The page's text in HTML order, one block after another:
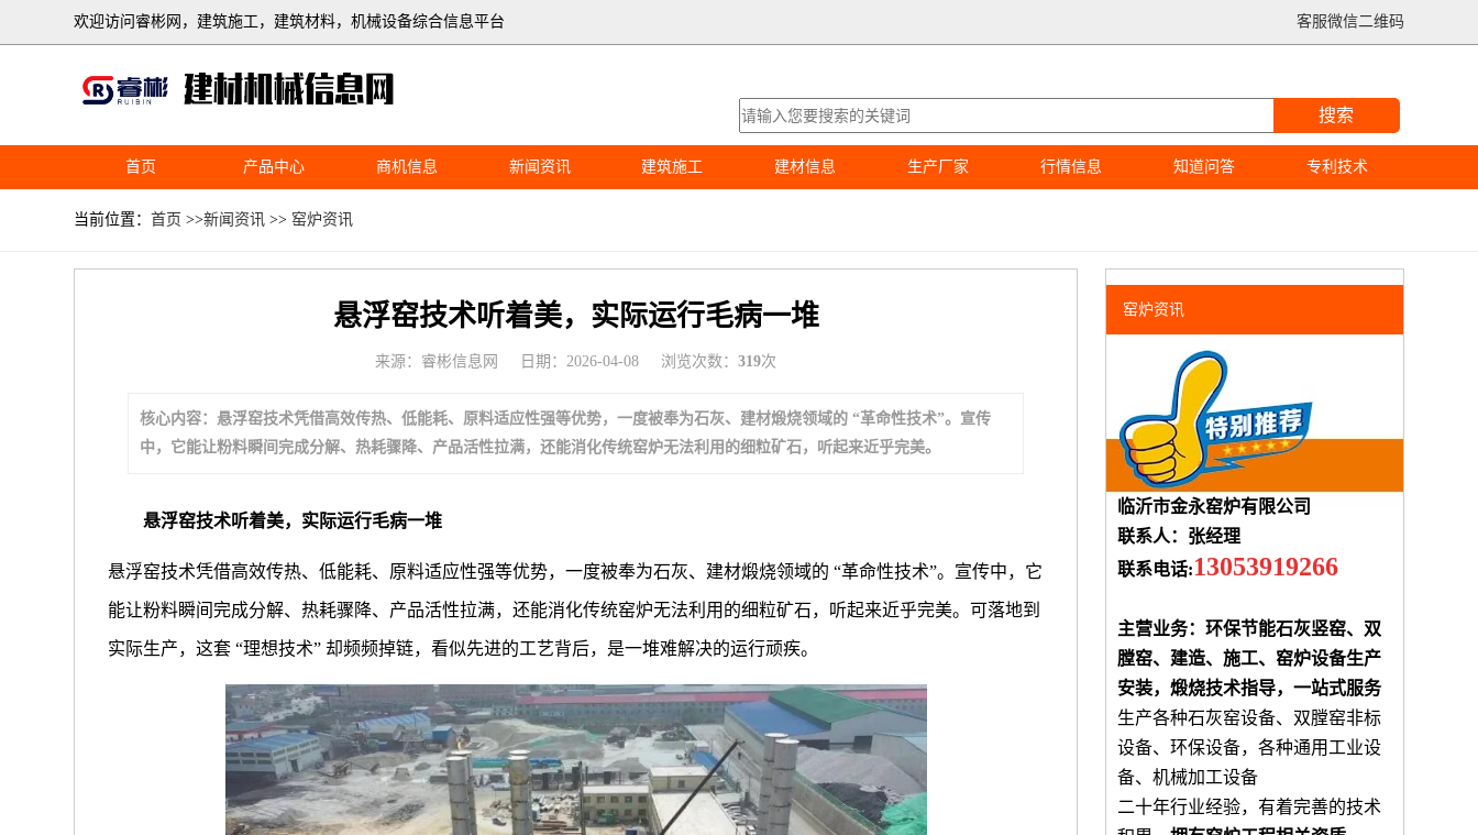
客服微信二维码
欢迎访问睿彬网，建筑施工，建筑材料，机械设备综合信息平台
搜索
首页 产品中心 商机信息 新闻资讯 建筑施工 建材信息 生产厂家 行情信息 知道问答 专利技术
当前位置：首页 >>新闻资讯 >>窑炉资讯
悬浮窑技术听着美，实际运行毛病一堆
来源：睿彬信息网 日期：2026-04-08 浏览次数：319次
核心内容：悬浮窑技术凭借高效传热、低能耗、原料适应性强等优势，一度被奉为石灰、建材煅烧领域的 “革命性技术”。宣传
中，它能让粉料瞬间完成分解、热耗骤降、产品活性拉满，还能消化传统窑炉无法利用的细粒矿石，听起来近乎完美。
悬浮窑技术听着美，实际运行毛病一堆
悬浮窑技术凭借高效传热、低能耗、原料适应性强等优势，一度被奉为石灰、建材煅烧领域的 “革命性技术”。宣传中，它
能让粉料瞬间完成分解、热耗骤降、产品活性拉满，还能消化传统窑炉无法利用的细粒矿石，听起来近乎完美。可落地到
实际生产，这套 “理想技术” 却频频掉链，看似先进的工艺背后，是一堆难解决的运行顽疾。
窑炉资讯
临沂市金永窑炉有限公司
联系人：张经理
联系电话:13053919266
主营业务：环保节能石灰竖窑、双
膛窑、建造、施工、窑炉设备生产
安装，煅烧技术指导，一站式服务
生产各种石灰窑设备、双膛窑非标
设备、环保设备，各种通用工业设
备、机械加工设备
二十年行业经验，有着完善的技术